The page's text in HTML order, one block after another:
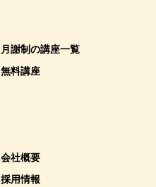
月謝制の講座一覧
無料講座
会社概要
採用情報